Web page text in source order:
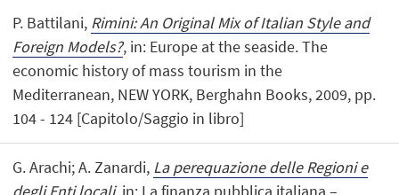
P. Battilani, Rimini: An Original Mix of Italian Style and
Foreign Models?, in: Europe at the seaside. The
economic history of mass tourism in the
Mediterranean, NEW YORK, Berghahn Books, 2009, pp.
104 - 124 [Capitolo/Saggio in libro]
G. Arachi; A. Zanardi, La perequazione delle Regioni e
degli Enti locali, in: La finanza pubblica italiana –